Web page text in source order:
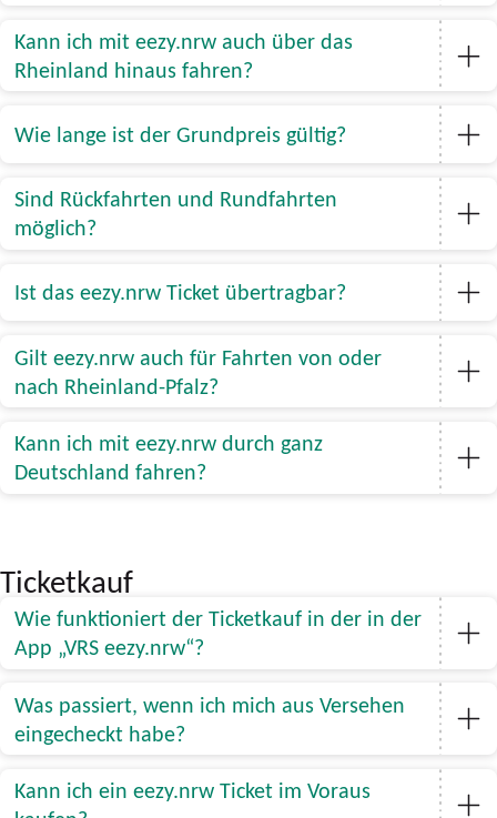
Kann ich mit eezy.nrw auch über das
Rheinland hinaus fahren?
Wie lange ist der Grundpreis gültig?
Sind Rückfahrten und Rundfahrten
möglich?
Ist das eezy.nrw Ticket übertragbar?
Gilt eezy.nrw auch für Fahrten von oder
nach Rheinland-Pfalz?
Kann ich mit eezy.nrw durch ganz
Deutschland fahren?
Ticketkauf
Wie funktioniert der Ticketkauf in der in der
App „VRS eezy.nrw“?
Was passiert, wenn ich mich aus Versehen
eingecheckt habe?
Kann ich ein eezy.nrw Ticket im Voraus